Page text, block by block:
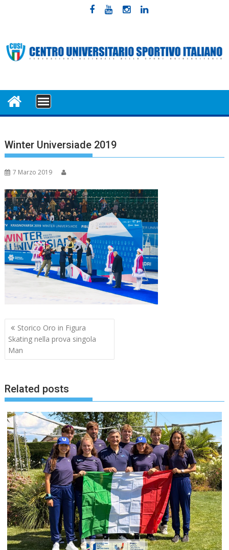
MENU
Winter Universiade 2019
7 Marzo 2019
Navigazione
articoli
Storico Oro in Figura
Skating nella prova singola
Man
Related posts